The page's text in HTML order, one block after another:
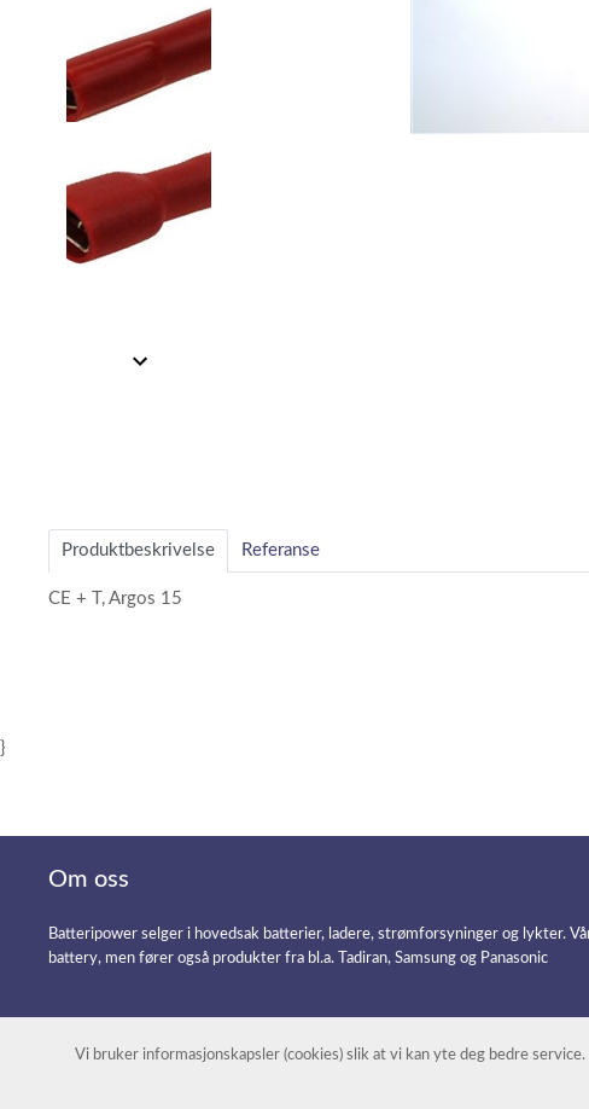
Produktbeskrivelse Referanse
CE + T, Argos 15
}
Om oss
Batteripower selger i hovedsak batterier, ladere, strømforsyninger og lykter.
battery, men fører også produkter fra bl.a. Tadiran, Samsung og Panasonic
Vi bruker informasjonskapsler (cookies) slik at vi kan yte deg bedre